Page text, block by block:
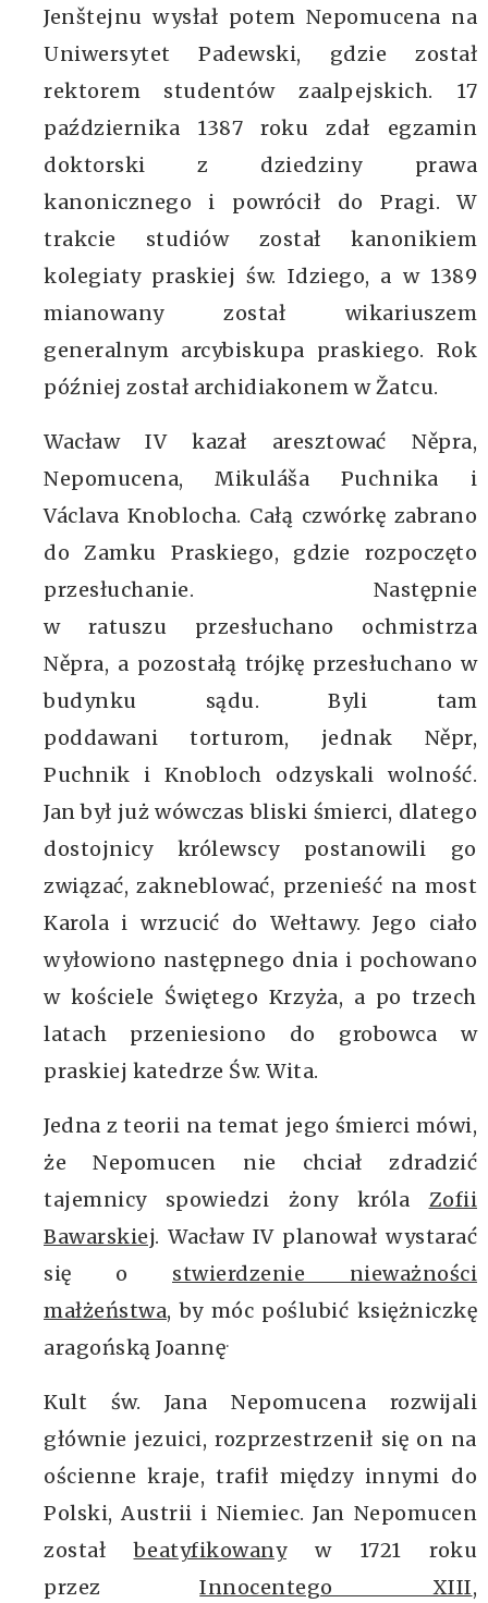
Jenštejnu wysłał potem Nepomucena na
Uniwersytet Padewski, gdzie został
rektorem studentów zaalpejskich. 17
października 1387 roku zdał egzamin
doktorski z dziedziny prawa
kanonicznego i powrócił do Pragi. W
trakcie studiów został kanonikiem
kolegiaty praskiej św. Idziego, a w 1389
mianowany został wikariuszem
generalnym arcybiskupa praskiego. Rok
później został archidiakonem w Žatcu.
Wacław IV kazał aresztować Něpra,
Nepomucena, Mikuláša Puchnika i
Václava Knoblocha. Całą czwórkę zabrano
do Zamku Praskiego, gdzie rozpoczęto
przesłuchanie. Następnie
w ratuszu przesłuchano ochmistrza
Něpra, a pozostałą trójkę przesłuchano w
budynku sądu. Byli tam
poddawani torturom, jednak Něpr,
Puchnik i Knobloch odzyskali wolność.
Jan był już wówczas bliski śmierci, dlatego
dostojnicy królewscy postanowili go
związać, zakneblować, przenieść na most
Karola i wrzucić do Wełtawy. Jego ciało
wyłowiono następnego dnia i pochowano
w kościele Świętego Krzyża, a po trzech
latach przeniesiono do grobowca w
praskiej katedrze Św. Wita.
Jedna z teorii na temat jego śmierci mówi,
że Nepomucen nie chciał zdradzić
tajemnicy spowiedzi żony króla Zofii
Bawarskiej. Wacław IV planował wystarać
się o stwierdzenie nieważności
małżeństwa, by móc poślubić księżniczkę
aragońską Joannę.
Kult św. Jana Nepomucena rozwijali
głównie jezuici, rozprzestrzenił się on na
ościenne kraje, trafił między innymi do
Polski, Austrii i Niemiec. Jan Nepomucen
zostałbeatyfikowanyw 1721 roku
przezInnocentego XIII,